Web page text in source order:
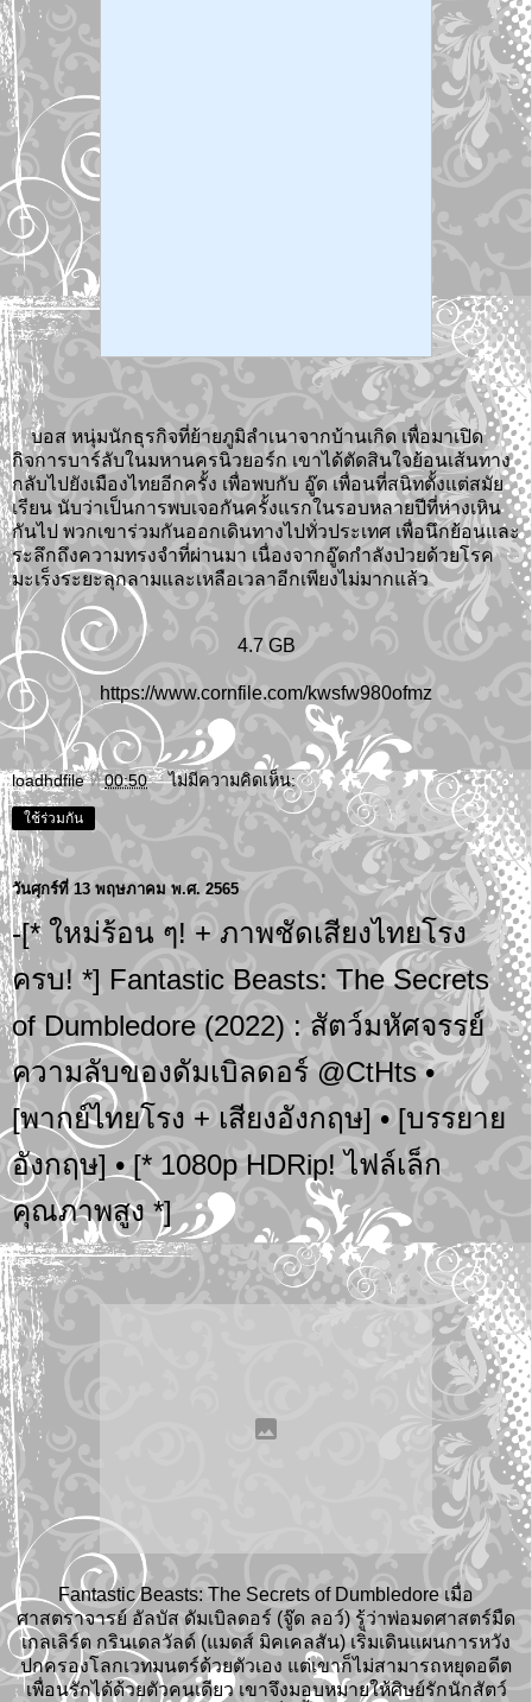
บอส หนุ่มนักธุรกิจที่ย้ายภูมิลำเนาจากบ้านเกิด เพื่อมาเปิด
กิจการบาร์ลับในมหานครนิวยอร์ก เขาได้ตัดสินใจย้อนเส้นทาง
กลับไปยังเมืองไทยอีกครั้ง เพื่อพบกับ อู๊ด เพื่อนที่สนิทตั้งแต่สมัย
เรียน นับว่าเป็นการพบเจอกันครั้งแรกในรอบหลายปีที่ห่างเหิน
กันไป พวกเขาร่วมกันออกเดินทางไปทั่วประเทศ เพื่อนึกย้อนและ
ระลึกถึงความทรงจำที่ผ่านมา เนื่องจากอู๊ดกำลังป่วยด้วยโรค
มะเร็งระยะลุกลามและเหลือเวลาอีกเพียงไม่มากแล้ว
4.7 GB
https://www.cornfile.com/kwsfw980ofmz
loadhdfile ที่00:50 ไม่มีความคิดเห็น:
ใช้ร่วมกัน
วันศุกร์ที่ 13 พฤษภาคม พ.ศ. 2565
-[* ใหม่ร้อน ๆ! + ภาพชัดเสียงไทยโรง
ครบ! *] Fantastic Beasts: The Secrets
of Dumbledore (2022) : สัตว์มหัศจรรย์
ความลับของดัมเบิลดอร์ @CtHts •
[พากย์ไทยโรง + เสียงอังกฤษ] • [บรรยาย
อังกฤษ] • [* 1080p HDRip! ไฟล์เล็ก
คุณภาพสูง *]
Fantastic Beasts: The Secrets of Dumbledore เมื่อ
ศาสตราจารย์ อัลบัส ดัมเบิลดอร์ (จู๊ด ลอว์) รู้ว่าพ่อมดศาสตร์มืด
เกลเลิร์ต กรินเดลวัลด์ (แมดส์ มิคเคลสัน) เริ่มเดินแผนการหวัง
ปกครองโลกเวทมนตร์ด้วยตัวเอง แต่เขาก็ไม่สามารถหยุดอดีต
เพื่อนรักได้ด้วยตัวคนเดียว เขาจึงมอบหมายให้ศิษย์รักนักสัตว์